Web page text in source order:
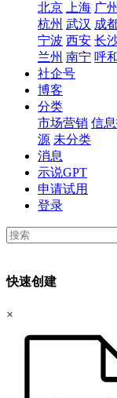
北京
上海 广州
杭州 武汉 成
宁波 西安 长
兰州 南宁 呼
社企号
博客
分类
市场营销 信
源 未分类
消息
示说GPT
申请试用
登录
快速创建
×